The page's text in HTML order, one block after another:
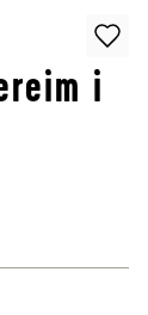
i